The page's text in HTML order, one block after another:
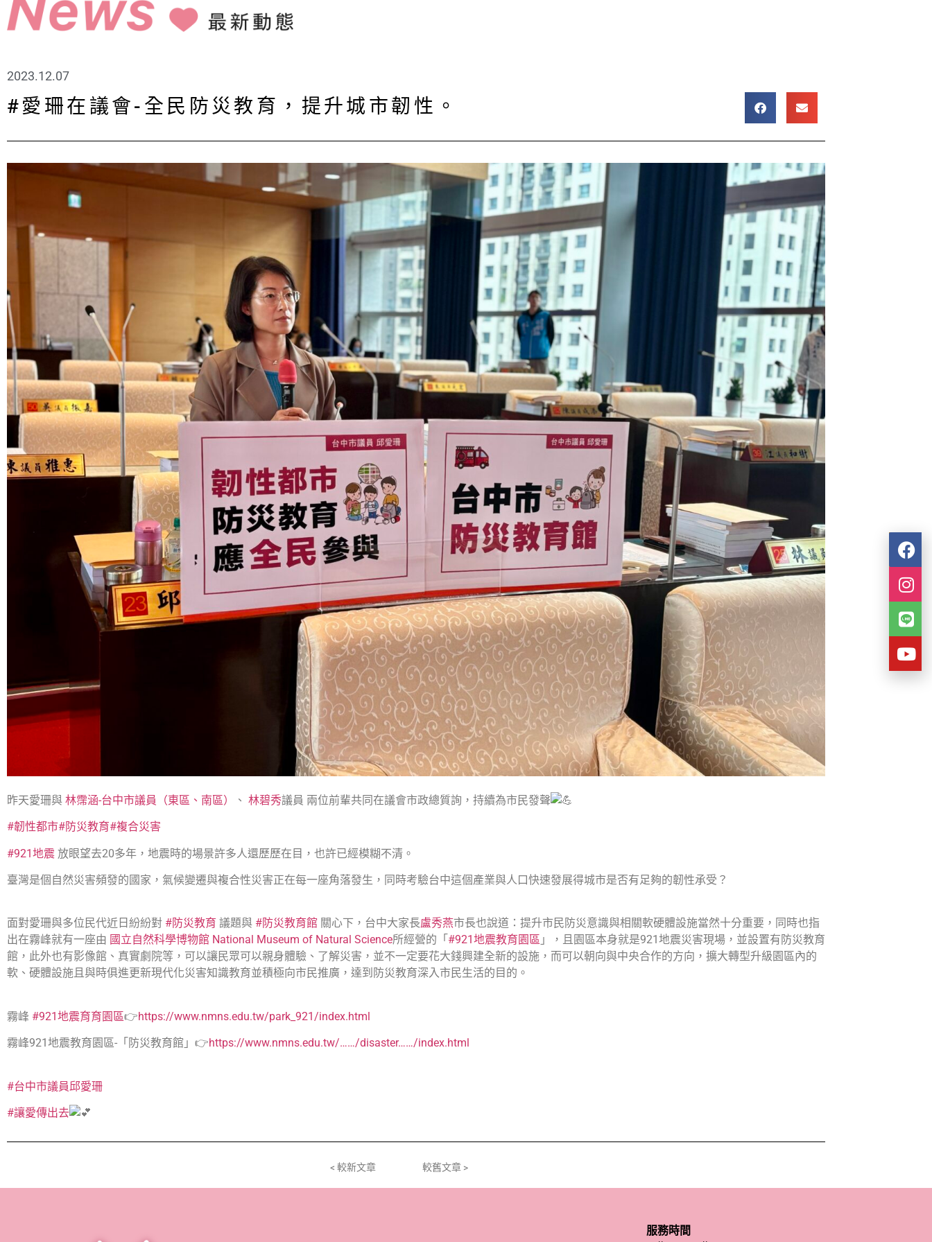
2023.12.07
#愛珊在議會-全民防災教育，提升城市韌性。
昨天愛珊與 林霈涵-台中市議員（東區、南區） 、 林碧秀議員 兩位前輩共同在議會市政總質詢，持續為市民發聲
#韌性都市#防災教育#複合災害
#921地震 放眼望去20多年，地震時的場景許多人還歷歷在目，也許已經模糊不清。
臺灣是個自然災害頻發的國家，氣候變遷與複合性災害正在每一座角落發生，同時考驗台中這個產業與人口快速發展得城市是否有足夠的韌性承受？
面對愛珊與多位民代近日紛紛對 #防災教育 議題與 #防災教育館 關心下，台中大家長盧秀燕市長也說道：提升市民防災意識與相關軟硬體設施當然十分重要，同時也指
出在霧峰就有一座由 國立自然科學博物館 National Museum of Natural Science所經營的「 #921地震教育園區 」，且園區本身就是921地震災害現場，並設置有防災教育
館，此外也有影像館、真實劇院等，可以讓民眾可以親身體驗、了解災害，並不一定要花大錢興建全新的設施，而可以朝向與中央合作的方向，擴大轉型升級園區內的
軟、硬體設施且與時俱進更新現代化災害知識教育並積極向市民推廣，達到防災教育深入市民生活的目的。
霧峰 #921地震育育園區👉https://www.nmns.edu.tw/park_921/index.html
霧峰921地震教育園區-「防災教育館」👉https://www.nmns.edu.tw/……/disaster……/index.html
#台中市議員邱愛珊
#讓愛傳出去
< 較新文章 較舊文章 >
服務時間